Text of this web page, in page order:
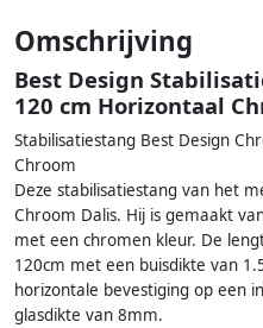
Omschrijving
Best Design
120 cm Horizontaal
Stabilisatiestang Best Design
Chroom
Deze stabilisatiestang van het
Chroom Dalis. Hij is gemaakt
met een chromen kleur. De
120cm met een buisdikte van
horizontale bevestiging op een
glasdikte van 8mm.